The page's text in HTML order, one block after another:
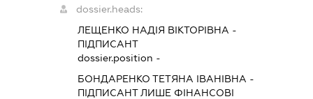
dossier.heads:
ЛЕЩЕНКО НАДІЯ ВІКТОРІВНА -
ПІДПИСАНТ
dossier.position -
БОНДАРЕНКО ТЕТЯНА ІВАНІВНА -
ПІДПИСАНТЛИШЕ ФІНАНСОВІ